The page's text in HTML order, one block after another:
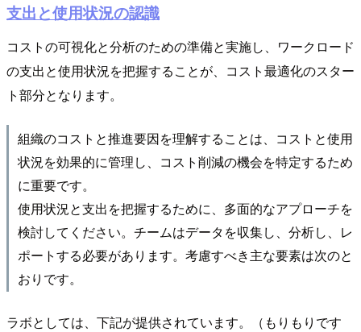
支出と使用状況の認識
コストの可視化と分析のための準備と実施し、ワークロード
の支出と使用状況を把握することが、コスト最適化のスター
ト部分となります。
組織のコストと推進要因を理解することは、コストと使用
状況を効果的に管理し、コスト削減の機会を特定するため
に重要です。
使用状況と支出を把握するために、多面的なアプローチを
検討してください。チームはデータを収集し、分析し、レ
ポートする必要があります。考慮すべき主な要素は次のと
おりです。
ラボとしては、下記が提供されています。（もりもりです